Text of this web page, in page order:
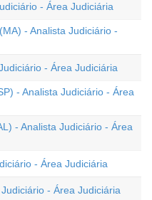
- Área Judiciária
- Analista Judiciário -
- Área Judiciária
- Analista Judiciário - Área
- Analista Judiciário - Área
- Área Judiciária
- Área Judiciária